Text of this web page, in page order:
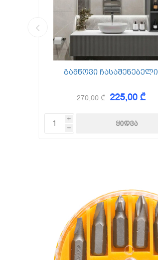
KAEM
გამწოვი ჩასაშენებელი
270,00 ₾ 225,00 ₾
i
h